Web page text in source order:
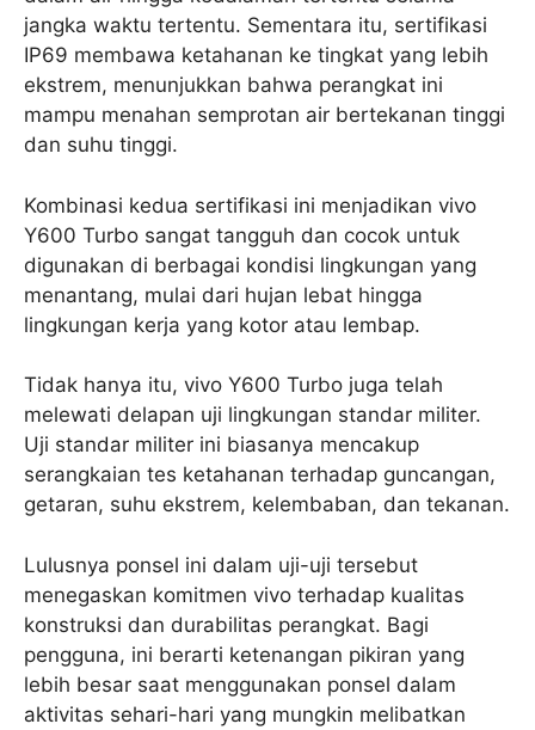
jangka waktu tertentu. Sementara itu, sertifikasi
IP69 membawa ketahanan ke tingkat yang lebih
ekstrem, menunjukkan bahwa perangkat ini
mampu menahan semprotan air bertekanan tinggi
dan suhu tinggi.
Kombinasi kedua sertifikasi ini menjadikan vivo
Y600 Turbo sangat tangguh dan cocok untuk
digunakan di berbagai kondisi lingkungan yang
menantang, mulai dari hujan lebat hingga
lingkungan kerja yang kotor atau lembap.
Tidak hanya itu, vivo Y600 Turbo juga telah
melewati delapan uji lingkungan standar militer.
Uji standar militer ini biasanya mencakup
serangkaian tes ketahanan terhadap guncangan,
getaran, suhu ekstrem, kelembaban, dan tekanan.
Lulusnya ponsel ini dalam uji-uji tersebut
menegaskan komitmen vivo terhadap kualitas
konstruksi dan durabilitas perangkat. Bagi
pengguna, ini berarti ketenangan pikiran yang
lebih besar saat menggunakan ponsel dalam
aktivitas sehari-hari yang mungkin melibatkan